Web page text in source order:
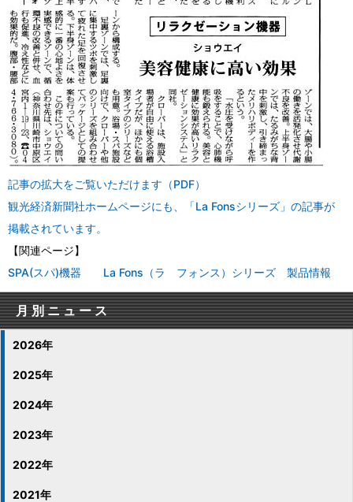
記事の拡大をご覧いただけます（PDF）
観光経済新聞社ホームページにも、「La Fonsシリーズ」の記事が
掲載されています。
【関連ページ】
SPA(スパ)機器 La Fons（ラ フォンス）シリーズ 製品情報
月別ニュース
2026年
2025年
2024年
2023年
2022年
2021年